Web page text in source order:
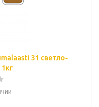
31 светло-